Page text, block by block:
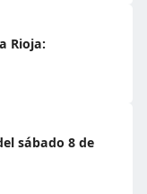
Rioja:
sábado 8 de